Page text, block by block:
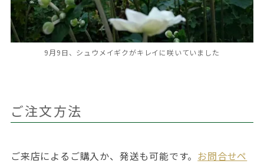
9月9日、シュウメイギクがキレイに咲いていました
ご注文方法
ご来店によるご購入か、発送も可能です。 お問合せペ